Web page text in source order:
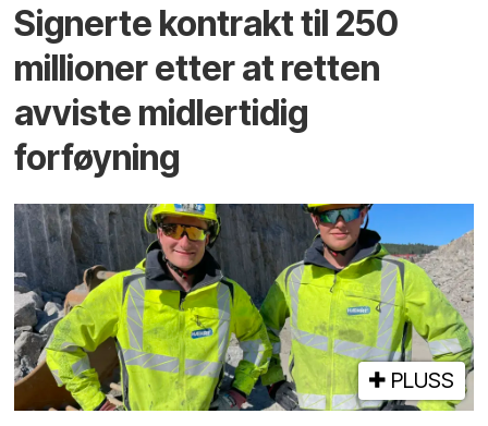
Signerte kontrakt til 250
millioner etter at retten
avviste midlertidig
forføyning
PLUSS